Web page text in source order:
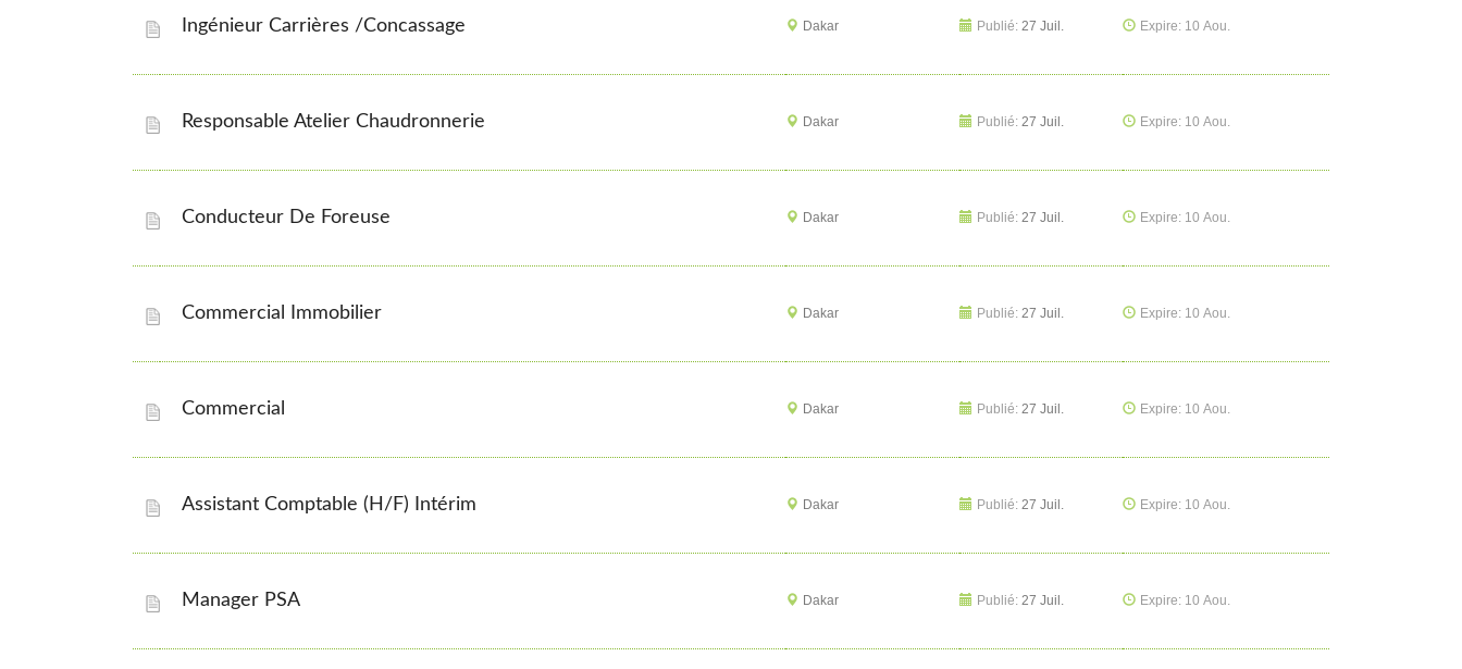
Ingénieur Carrières /Concassage Dakar Publié: 27 Juil. Expire: 10 Aou.
Responsable Atelier Chaudronnerie Dakar Publié: 27 Juil. Expire: 10 Aou.
Conducteur De Foreuse Dakar Publié: 27 Juil. Expire: 10 Aou.
Commercial Immobilier Dakar Publié: 27 Juil. Expire: 10 Aou.
Commercial Dakar Publié: 27 Juil. Expire: 10 Aou.
Assistant Comptable (H/F) Intérim Dakar Publié: 27 Juil. Expire: 10 Aou.
Manager PSA Dakar Publié: 27 Juil. Expire: 10 Aou.